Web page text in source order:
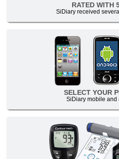
RATED WITH
SiDiary received
SELECT YOUR
SiDiary mobile